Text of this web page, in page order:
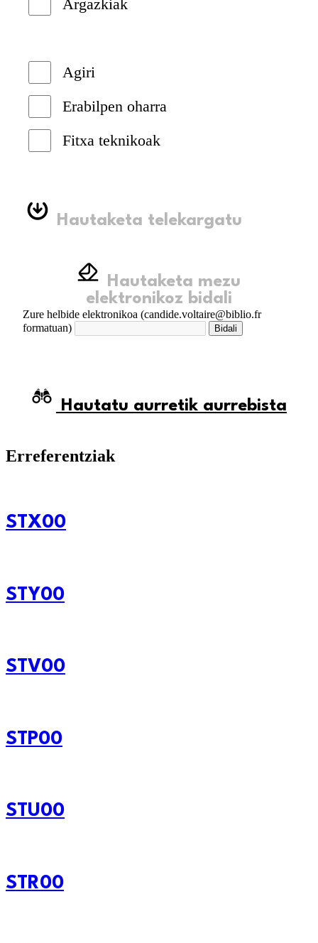
Argazkiak
Agiri
Erabilpen oharra
Fitxa teknikoak
Hautaketa telekargatu
elektronikoz bidali
Zure helbide elektronikoa (candide.voltaire@biblio.fr
formatuan)
Bidali
Hautatu aurretik aurrebista
Erreferentziak
STX00
STY00
STV00
STP00
STU00
STR00